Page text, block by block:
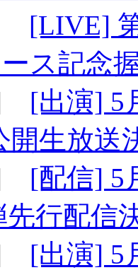
[LIVE]
ス記念
[出演] 5
開生放送
[配信] 5
先行配信
[出演] 5